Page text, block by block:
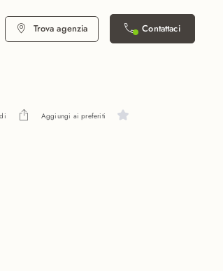
Trova agenzia Contattaci
Aggiungi ai preferiti